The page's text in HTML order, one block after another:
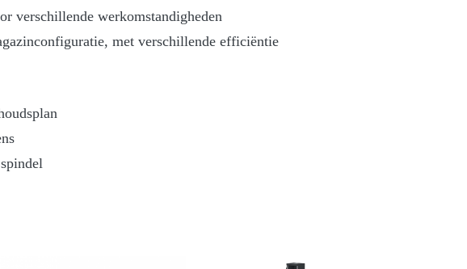
verschillende werkomstandigheden
met verschillende efficiëntie